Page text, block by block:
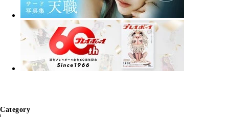
Category